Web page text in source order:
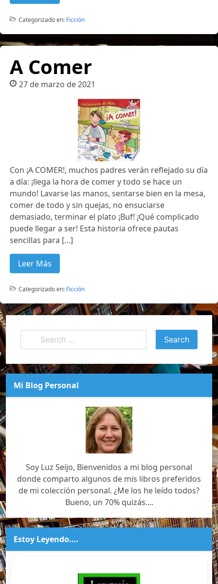
Categorizado en: Ficción
A Comer
27 de marzo de 2021
Con ¡A COMER!, muchos padres verán reflejado su día
a día: ¡llega la hora de comer y todo se hace un
mundo! Lavarse las manos, sentarse bien en la mesa,
comer de todo y sin quejas, no ensuciarse
demasiado, terminar el plato ¡Buf! ¡Qué complicado
puede llegar a ser! Esta historia ofrece pautas
sencillas para […]
Leer Más
Categorizado en: Ficción
Mi Blog Personal
Soy Luz Seijo, Bienvenidos a mi blog personal
donde comparto algunos de mis libros preferidos
de mi colección personal. ¿Me los he leído todos?
Bueno, un 70% quizás....
Estoy Leyendo….